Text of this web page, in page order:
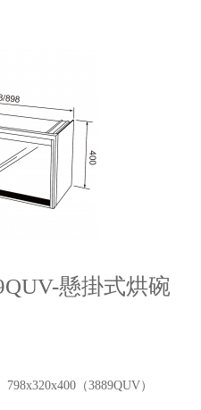
懸掛式烘碗
798x320x400（3889QUV）